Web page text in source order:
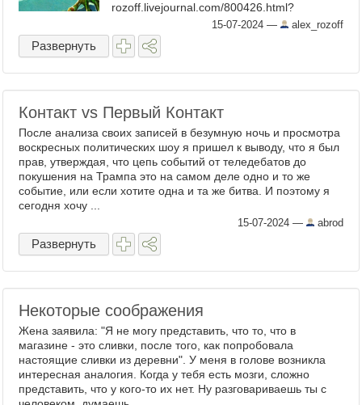
rozoff.livejournal.com/800426.html?
thread=234959530#t234959530 Догмат
отрицания неодиночества во ...
15-07-2024 — alex_rozoff
Развернуть
Контакт vs Первый Контакт
После анализа своих записей в безумную ночь и просмотра
воскресных политических шоу я пришел к выводу, что я был
прав, утверждая, что цепь событий от теледебатов до
покушения на Трампа это на самом деле одно и то же
событие, или если хотите одна и та же битва. И поэтому я
сегодня хочу ...
15-07-2024 — abrod
Развернуть
Некоторые соображения
Жена заявила: "Я не могу представить, что то, что в
магазине - это сливки, после того, как попробовала
настоящие сливки из деревни". У меня в голове возникла
интересная аналогия. Когда у тебя есть мозги, сложно
представить, что у кого-то их нет. Ну разговариваешь ты с